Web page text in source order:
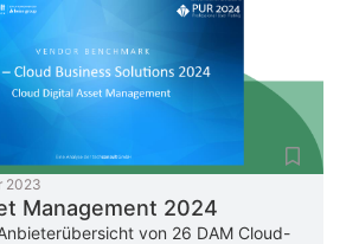
2023
Management 2024
von 26 DAM Cloud-